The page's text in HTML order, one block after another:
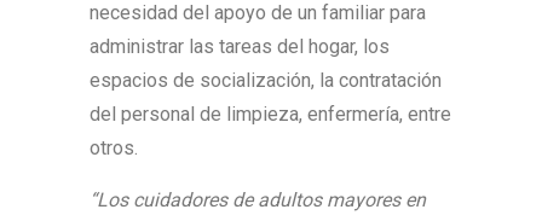
necesidad del apoyo de un familiar para
administrar las tareas del hogar, los
espacios de socialización, la contratación
del personal de limpieza, enfermería, entre
otros.
“Los cuidadores de adultos mayores en